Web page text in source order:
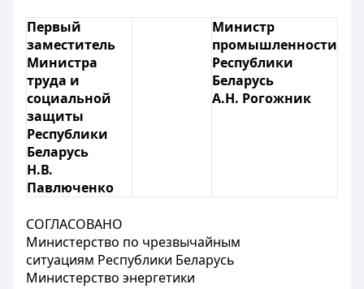
Первый
заместитель
Министра
труда и
социальной
защиты
Республики
Беларусь
Н.В.
Павлюченко
Министр
промышленности
Республики
Беларусь
А.Н. Рогожник
СОГЛАСОВАНО
Министерство по чрезвычайным
ситуациям Республики Беларусь
Министерство энергетики